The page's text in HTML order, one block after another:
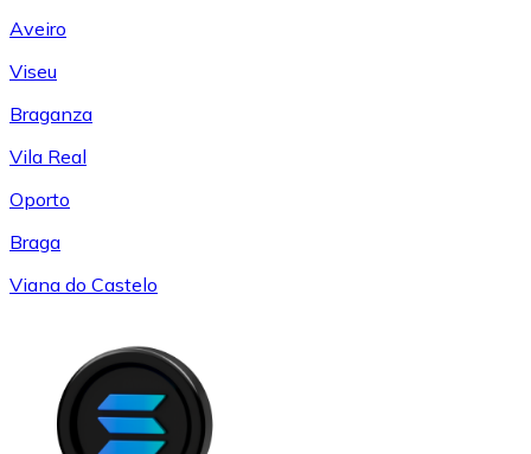
Aveiro
Viseu
Braganza
Vila Real
Oporto
Braga
Viana do Castelo